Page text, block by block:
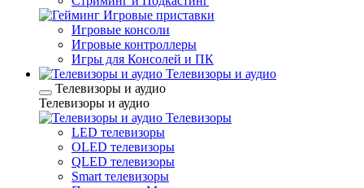
Игровые приставки
Игровые консоли
Игровые контроллеры
Игры для Консолей и ПК
Телевизоры и аудио
Телевизоры и аудио
Телевизоры и аудио
Телевизоры
LED телевизоры
OLED телевизоры
QLED телевизоры
Smart телевизоры